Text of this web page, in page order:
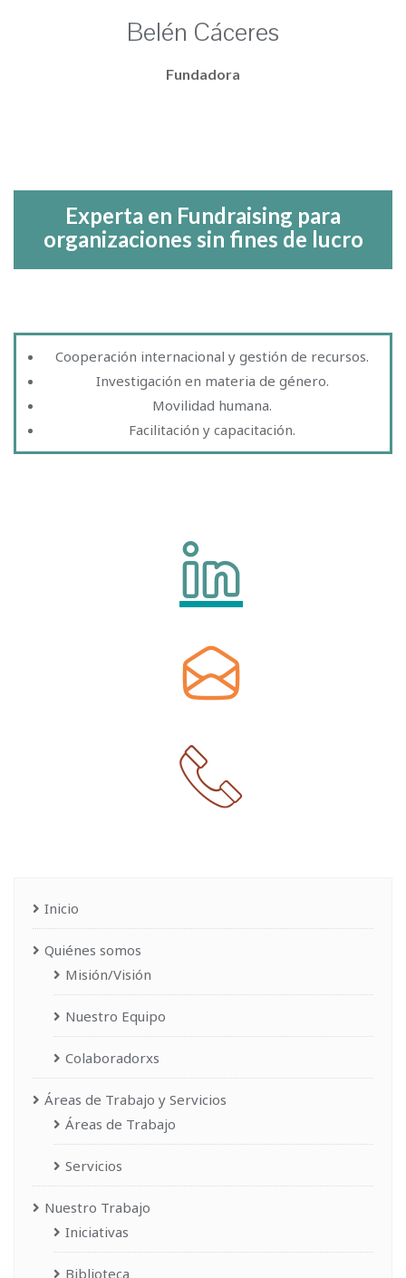
Belén Cáceres
Fundadora
Experta en Fundraising para
organizaciones sin fines de lucro
Cooperación internacional y gestión de recursos.
Investigación en materia de género.
Movilidad humana.
Facilitación y capacitación.
Inicio
Quiénes somos
Misión/Visión
Nuestro Equipo
Colaboradorxs
Áreas de Trabajo y Servicios
Áreas de Trabajo
Servicios
Nuestro Trabajo
Iniciativas
Biblioteca